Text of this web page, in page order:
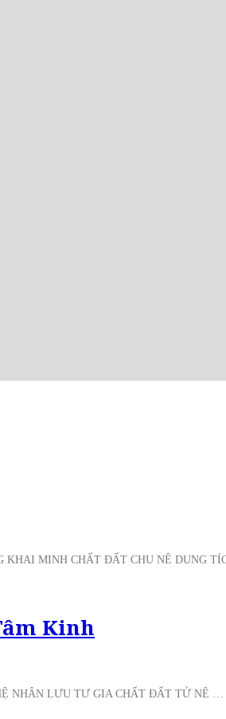
KHAI MINH CHẤT ĐẤT CHU NÊ DUNG
Kinh
NHÂN LƯU TƯ GIA CHẤT ĐẤT TỬ NÊ …